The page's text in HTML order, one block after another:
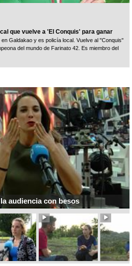
que vuelve a 'El Conquis' para ganar
Galdakao y es policía local. Vuelve al "Conquis"
del mundo de Farinato 42. Es miembro del
audiencia con besos